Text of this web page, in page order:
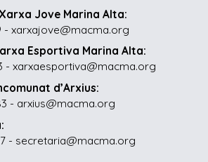
Jove Marina Alta:
- xarxajove@macma.org
Esportiva Marina Alta:
- xarxaesportiva@macma.org
d’Arxius:
- arxius@macma.org
- secretaria@macma.org